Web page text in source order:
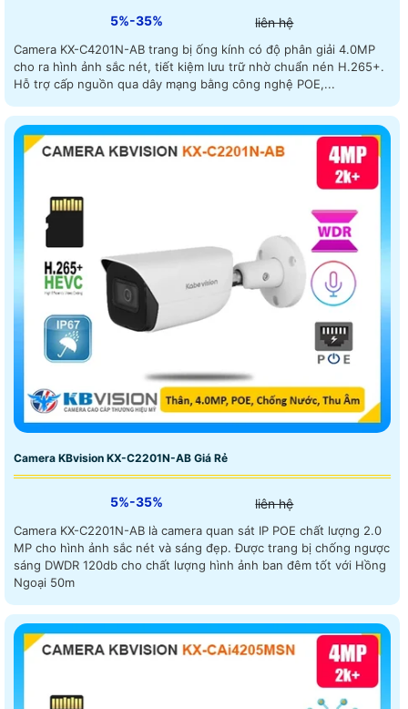
5%-35% liên hệ
Camera KX-C4201N-AB trang bị ống kính có độ phân giải 4.0MP
cho ra hình ảnh sắc nét, tiết kiệm lưu trữ nhờ chuẩn nén H.265+.
Hỗ trợ cấp nguồn qua dây mạng bằng công nghệ POE,...
Camera KBvision KX-C2201N-AB Giá Rẻ
5%-35% liên hệ
Camera KX-C2201N-AB là camera quan sát IP POE chất lượng 2.0
MP cho hình ảnh sắc nét và sáng đẹp. Được trang bị chống ngược
sáng DWDR 120db cho chất lượng hình ảnh ban đêm tốt với Hồng
Ngoại 50m